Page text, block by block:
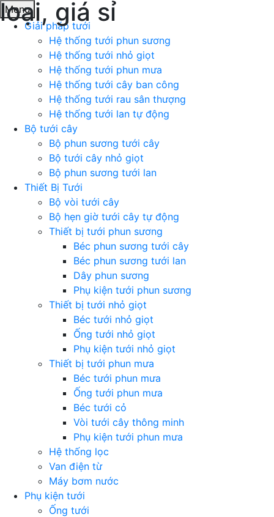
loại, giá sỉ
Menu
Giải pháp tưới
Hệ thống tưới phun sương
Hệ thống tưới nhỏ giọt
Hệ thống tưới phun mưa
Hệ thống tưới cây ban công
Hệ thống tưới rau sân thượng
Hệ thống tưới lan tự động
Bộ tưới cây
Bộ phun sương tưới cây
Bộ tưới cây nhỏ giọt
Bộ phun sương tưới lan
Thiết Bị Tưới
Bộ vòi tưới cây
Bộ hẹn giờ tưới cây tự động
Thiết bị tưới phun sương
Béc phun sương tưới cây
Béc phun sương tưới lan
Dây phun sương
Phụ kiện tưới phun sương
Thiết bị tưới nhỏ giọt
Béc tưới nhỏ giọt
Ống tưới nhỏ giọt
Phụ kiện tưới nhỏ giọt
Thiết bị tưới phun mưa
Béc tưới phun mưa
Ống tưới phun mưa
Béc tưới cỏ
Vòi tưới cây thông minh
Phụ kiện tưới phun mưa
Hệ thống lọc
Van điện từ
Máy bơm nước
Phụ kiện tưới
Ống tưới